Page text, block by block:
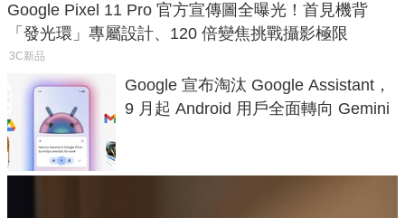
Google Pixel 11 Pro 官方宣傳圖全曝光！首見機背
「發光環」專屬設計、120 倍變焦挑戰攝影極限
3C新品
Google 宣布淘汰 Google Assistant，
9 月起 Android 用戶全面轉向 Gemini